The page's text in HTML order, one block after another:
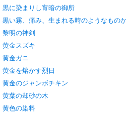
黒に染まりし宵暗の御所
黒い霧、痛み、生まれる時のようなもの
黎明の神剣
黄金スズキ
黄金ガニ
黄金を熔かす烈日
黄金のジャンボチキン
黄葉の却砂の木
黄色の染料